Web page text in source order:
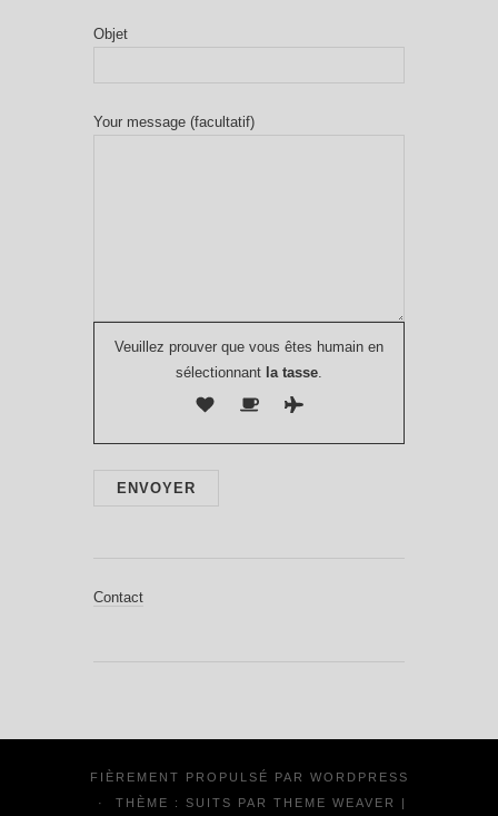
Objet
Your message (facultatif)
Veuillez prouver que vous êtes humain en
sélectionnant la tasse.
Contact
FIÈREMENT PROPULSÉ PAR WORDPRESS
·
THÈME : SUITS PAR THEME WEAVER |